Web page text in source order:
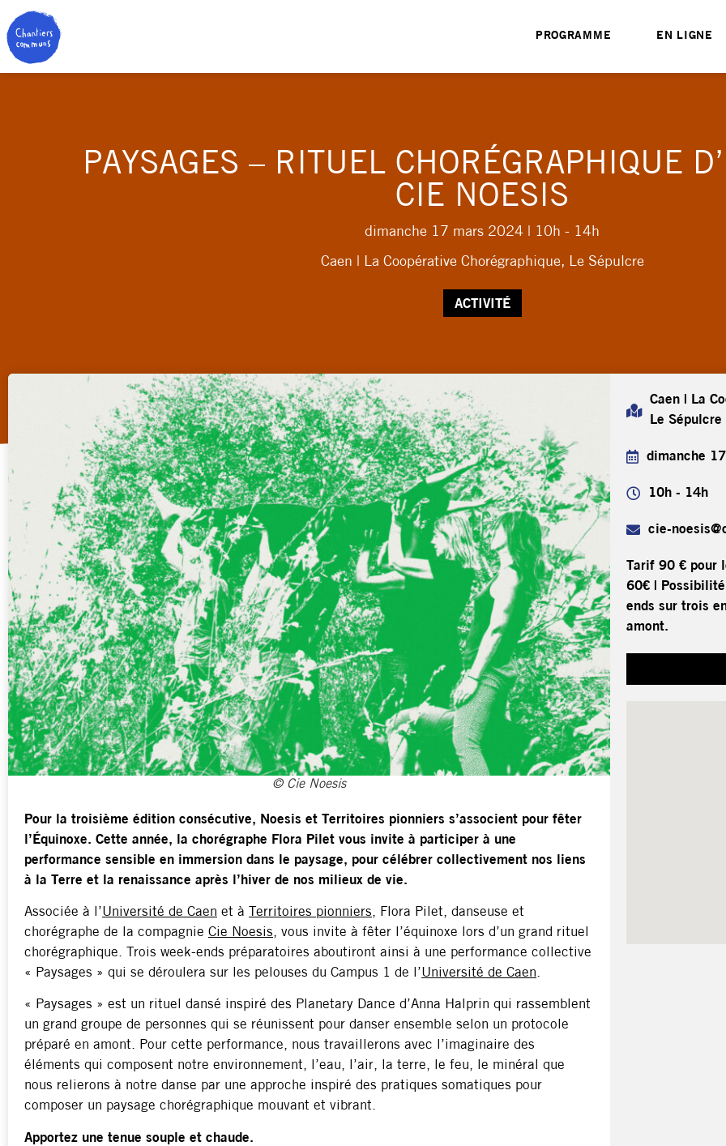
PROGRAMME EN LIGNE
PAYSAGES – RITUEL CHORÉGRAPHIQUE
CIE NOESIS
dimanche 17 mars 2024 | 10h - 14h
Caen | La Coopérative Chorégraphique, Le Sépulcre
ACTIVITÉ
© Cie Noesis
Pour la troisième édition consécutive, Noesis et Territoires pionniers s’associent pour fêter
l’Équinoxe. Cette année, la chorégraphe Flora Pilet vous invite à participer à une
performance sensible en immersion dans le paysage, pour célébrer collectivement nos liens
à la Terre et la renaissance après l’hiver de nos milieux de vie.
Associée à l’Université de Caen et à Territoires pionniers, Flora Pilet, danseuse et
chorégraphe de la compagnie Cie Noesis, vous invite à fêter l’équinoxe lors d’un grand rituel
chorégraphique. Trois week-ends préparatoires aboutiront ainsi à une performance collective
« Paysages » qui se déroulera sur les pelouses du Campus 1 de l’Université de Caen.
« Paysages » est un rituel dansé inspiré des Planetary Dance d’Anna Halprin qui rassemblent
un grand groupe de personnes qui se réunissent pour danser ensemble selon un protocole
préparé en amont. Pour cette performance, nous travaillerons avec l’imaginaire des
éléments qui composent notre environnement, l’eau, l’air, la terre, le feu, le minéral que
nous relierons à notre danse par une approche inspiré des pratiques somatiques pour
composer un paysage chorégraphique mouvant et vibrant.
Appor­tez une tenue souple et chaude.
Caen | La
Le Sépulcre
dimanche
10h - 14h
cie-
Tarif 90 € pour
60€ |
ends sur trois
amont.